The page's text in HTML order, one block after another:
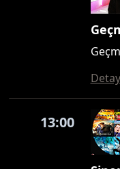
13:00